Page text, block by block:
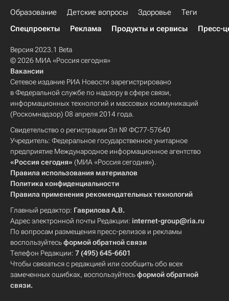
Образование Детские вопросы Здоровье
Теги
Спецпроекты
Реклама Продукты и сервисы Пресс-
Версия 2023.1 Beta
© 2026 МИА «Россия сегодня»
Вакансии
Сетевое издание РИА Новости зарегистрировано
в Федеральной службе по надзору в сфере связи,
информационных технологий и массовых коммуникаций
(Роскомнадзор) 08 апреля 2014 года.
Свидетельство о регистрации Эл № ФС77-57640
Учредитель: Федеральное государственное унитарное
предприятие Международное информационное агентство
«Россия сегодня» (МИА «Россия сегодня»).
Правила использования материалов
Политика конфиденциальности
Правила применения рекомендательных технологий
Главный редактор: Гаврилова А.В.
Адрес электронной почты Редакции: internet-group@ria.ru
По вопросам размещения пресс-релизов и рекламы
воспользуйтесьформой обратной связи
Телефон Редакции: 7 (495) 645-6601
Чтобы связаться с редакцией или сообщить обо всех
замеченных ошибках, воспользуйтесьформой обратной
связи.